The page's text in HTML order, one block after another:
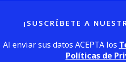
¡SUSCRÍBETE A
Al enviar sus datos ACEPTA los
Políticas de